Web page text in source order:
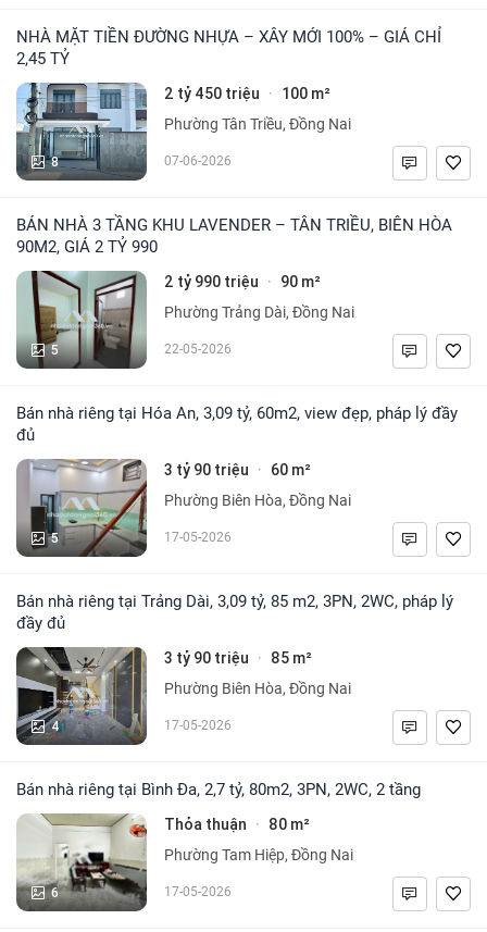
NHÀ MẶT TIỀN ĐƯỜNG NHỰA – XÂY MỚI 100% – GIÁ CHỈ
2,45 TỶ
8
2 tỷ 450 triệu · 100 m²
Phường Tân Triều, Đồng Nai
07-06-2026
BÁN NHÀ 3 TẦNG KHU LAVENDER – TÂN TRIỀU, BIÊN HÒA
90M2, GIÁ 2 TỶ 990
5
2 tỷ 990 triệu · 90 m²
Phường Trảng Dài, Đồng Nai
22-05-2026
Bán nhà riêng tại Hóa An, 3,09 tỷ, 60m2, view đẹp, pháp lý đầy
đủ
5
3 tỷ 90 triệu · 60 m²
Phường Biên Hòa, Đồng Nai
17-05-2026
Bán nhà riêng tại Trảng Dài, 3,09 tỷ, 85 m2, 3PN, 2WC, pháp lý
đầy đủ
4
3 tỷ 90 triệu · 85 m²
Phường Biên Hòa, Đồng Nai
17-05-2026
Bán nhà riêng tại Bình Đa, 2,7 tỷ, 80m2, 3PN, 2WC, 2 tầng
6
Thỏa thuận · 80 m²
Phường Tam Hiệp, Đồng Nai
17-05-2026